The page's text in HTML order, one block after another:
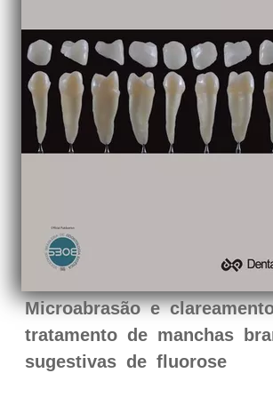
Microabrasão e
tratamento de manchas
sugestivas de fluorose